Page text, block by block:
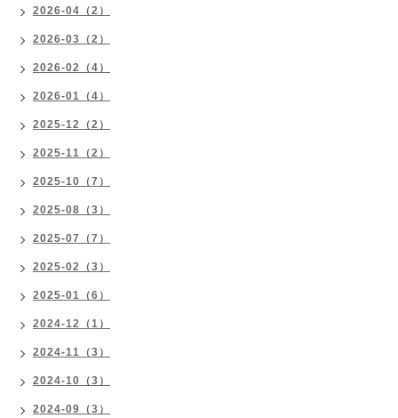
2026-04（2）
2026-03（2）
2026-02（4）
2026-01（4）
2025-12（2）
2025-11（2）
2025-10（7）
2025-08（3）
2025-07（7）
2025-02（3）
2025-01（6）
2024-12（1）
2024-11（3）
2024-10（3）
2024-09（3）